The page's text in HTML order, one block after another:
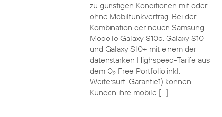
zu günstigen Konditionen mit oder
ohne Mobilfunkvertrag. Bei der
Kombination der neuen Samsung
Modelle Galaxy S10e, Galaxy S10
und Galaxy S10+ mit einem der
datenstarken Highspeed-Tarife aus
dem O2Free Portfolio inkl.
Weitersurf-Garantie1) können
Kunden ihre mobile […]